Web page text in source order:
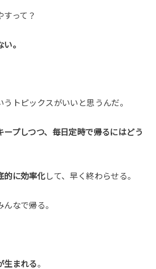
って？
。
トピックスがいいと思うんだ。
ープしつつ、毎日定時で帰るにはどう
的に効率化 して、早く終わらせる。
なで帰る。
生まれる。